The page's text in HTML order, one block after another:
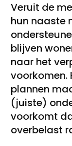
Veruit de
hun naaste
blijven
naar het
voorkomen.
plannen
(juiste)
voorkomt
overbelast